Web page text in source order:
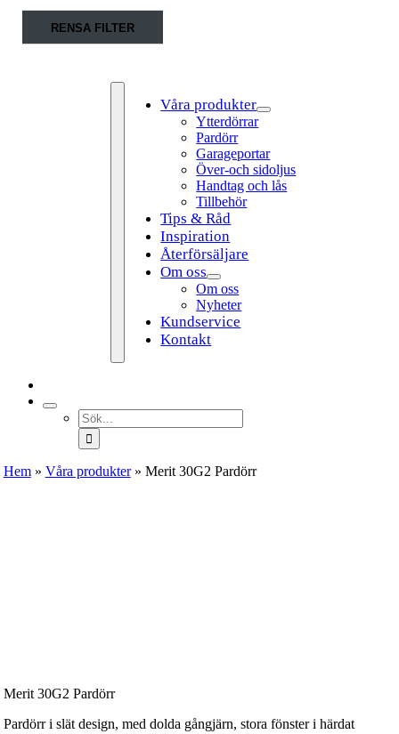
Fortsätt
innehållet
Navigation
Våra produkter
Ytterdörrar
Pardörr
Garageportar
Över-och sidoljus
Handtag och lås
Tillbehör
Tips & Råd
Inspiration
Återförsäljare
Om oss
Om oss
Nyheter
Kundservice
Kontakt
Sök
efter:
Hem» Våra produkter» Merit 30G2 Pardörr
Merit 30G2 Pardörr
Pardörr i slät design, med dolda gångjärn, stora fönster i härdat
RENSA FILTER